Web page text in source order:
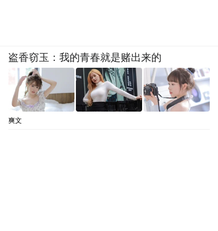
盗香窃玉：我的青春就是赌出来的
爽文